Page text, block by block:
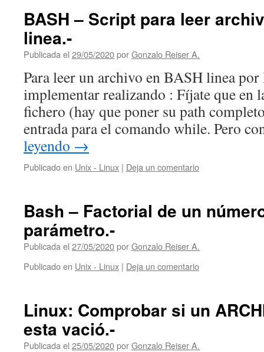
BASH – Script para leer
linea.-
Publicada el 29/05/2020porGonzalo Reiser A.
Para leer un archivo en BASH linea
implementar realizando : Fíjate que en
fichero (hay que poner su path
entrada para el comando while. Pero
leyendo →
Publicado en Unix - Linux | Deja un comentario
Bash – Factorial de un
parámetro.-
Publicada el 27/05/2020porGonzalo Reiser A.
Publicado en Unix - Linux | Deja un comentario
Linux: Comprobar si un
esta vació.-
Publicada el 25/05/2020porGonzalo Reiser A.